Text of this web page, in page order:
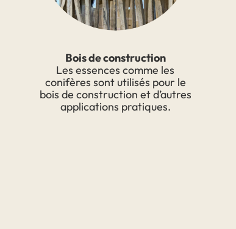
Bois de construction
Les essences comme les
conifères sont utilisés pour le
bois de construction et d’autres
applications pratiques.